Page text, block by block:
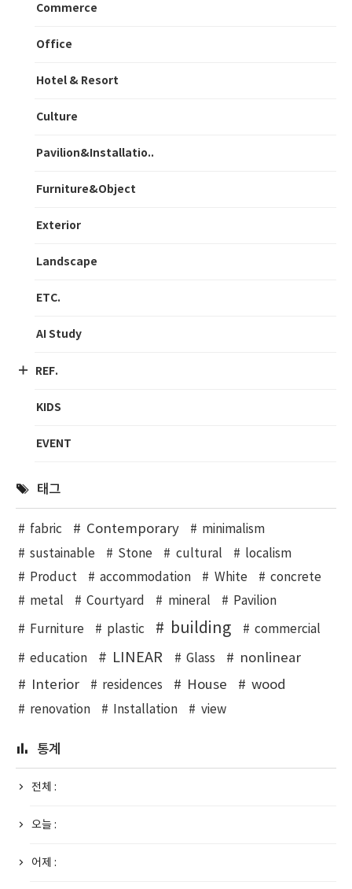
Commerce
Office
Hotel & Resort
Culture
Pavilion&Installatio..
Furniture&Object
Exterior
Landscape
ETC.
AI Study
REF.
KIDS
EVENT
태그
fabric Contemporary
minimalism
sustainable
Stone cultural
localism
Product
accommodation White
concrete
metal
Courtyard mineral Pavilion
Furniture plastic building commercial
education LINEAR Glass
nonlinear
Interior
residences House wood
renovation Installation view
통계
전체 :
오늘 :
어제 :